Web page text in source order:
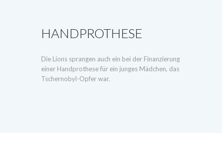
HANDPROTHESE
Die Lions sprangen auch ein bei der Finanzierung
einer Handprothese für ein junges Mädchen, das
Tschernobyl-Opfer war.